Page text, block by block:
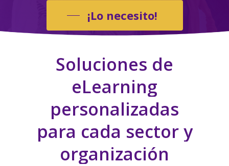
¡Lo necesito!
Soluciones de
eLearning
personalizadas
para cada sector y
organización